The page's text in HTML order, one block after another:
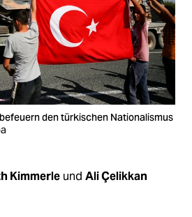
den türkischen Nationalismus
Kimmerle und Ali Çelikkan